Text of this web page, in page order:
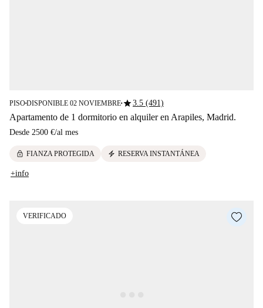
PISO■DISPONIBLE 02 NOVIEMBRE■star3.5 (491)
Apartamento de 1 dormitorio en alquiler en Arapiles, Madrid.
Desde 2500 €/al mes
lock FIANZA PROTEGIDA electric_bolt RESERVA INSTANTÁNEA
+info
VERIFICADO